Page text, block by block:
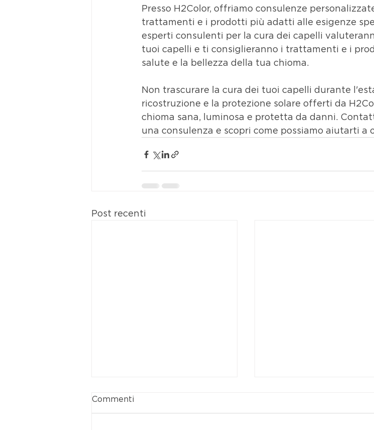
Presso H2Color, offriamo consulenze
trattamenti e i prodotti più adatti alle esigenze
esperti consulenti per la cura dei capelli
tuoi capelli e ti consiglieranno i trattamenti e i
salute e la bellezza della tua chioma.
Non trascurare la cura dei tuoi capelli durante
ricostruzione e la protezione solare offerti da
chioma sana, luminosa e protetta da danni.
una consulenza e scopri come possiamo aiutarti
Post recenti
Commenti